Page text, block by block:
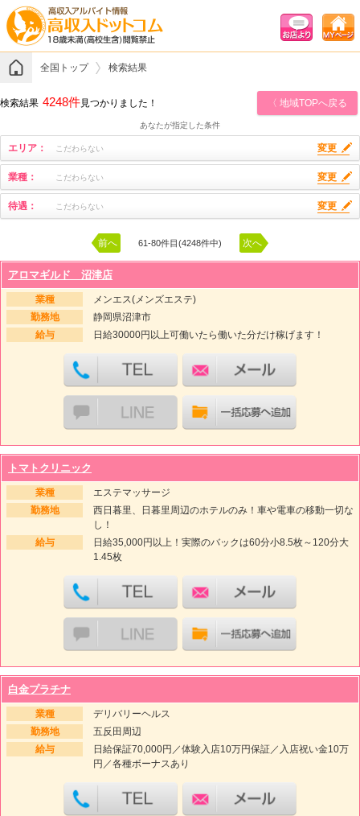
全国トップ 検索結果
検索結果 4248件見つかりました！ 〈 地域TOPへ戻る
あなたが指定した条件
エリア： こだわらない 変更
業種： こだわらない 変更
待遇： こだわらない 変更
前へ 61-80件目(4248件中) 次へ
アロマギルド 沼津店
業種
メンエス(メンズエステ)
勤務地
静岡県沼津市
給与
日給30000円以上可働いたら働いた分だけ稼げます！
トマトクリニック
業種
エステマッサージ
勤務地
西日暮里、日暮里周辺のホテルのみ！車や電車の移動一切な
し！
給与
日給35,000円以上！実際のバックは60分小8.5枚～120分大
1.45枚
白金プラチナ
業種
デリバリーヘルス
勤務地
五反田周辺
給与
日給保証70,000円／体験入店10万円保証／入店祝い金10万
円／各種ボーナスあり